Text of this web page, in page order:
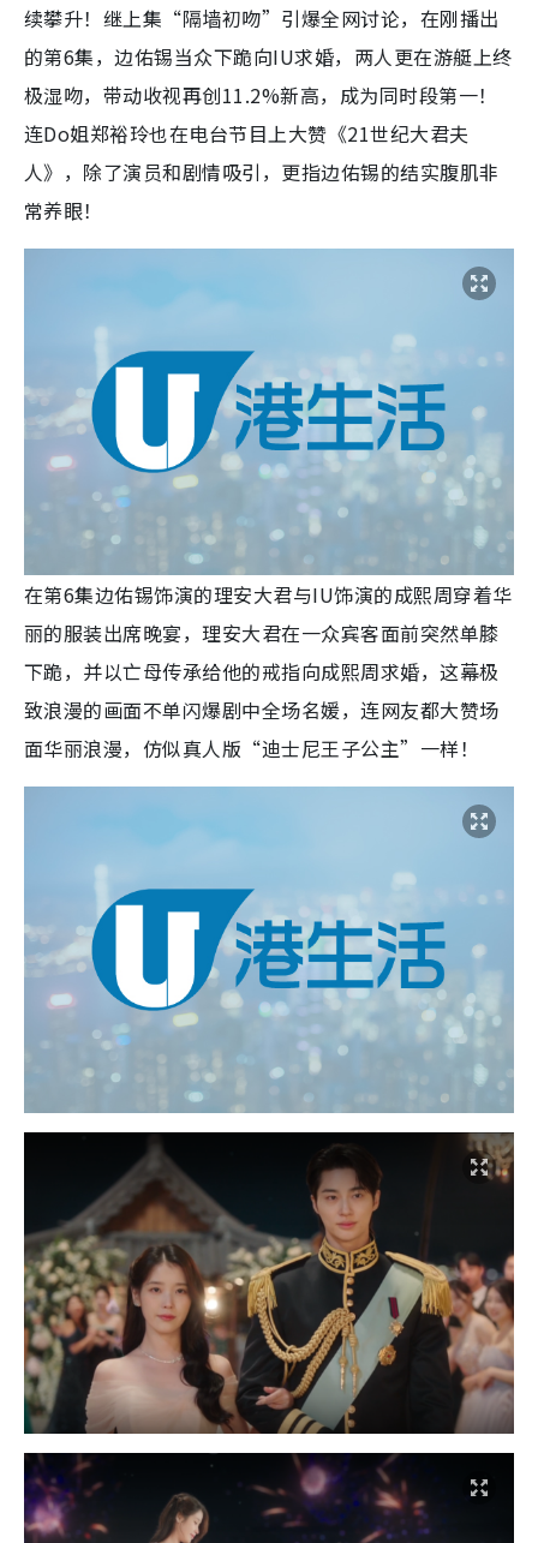
续攀升！继上集“隔墙初吻”引爆全网讨论，在刚播出
的第6集，边佑锡当众下跪向IU求婚，两人更在游艇上终
极湿吻，带动收视再创11.2%新高，成为同时段第一！
连Do姐郑裕玲也在电台节目上大赞《21世纪大君夫
人》，除了演员和剧情吸引，更指边佑锡的结实腹肌非
常养眼！
在第6集边佑锡饰演的理安大君与IU饰演的成熙周穿着华
丽的服装出席晚宴，理安大君在一众宾客面前突然单膝
下跪，并以亡母传承给他的戒指向成熙周求婚，这幕极
致浪漫的画面不单闪爆剧中全场名媛，连网友都大赞场
面华丽浪漫，仿似真人版“迪士尼王子公主”一样！